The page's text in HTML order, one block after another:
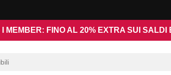
MEMBER: FINO AL 20% EXTRA SUI SALDI